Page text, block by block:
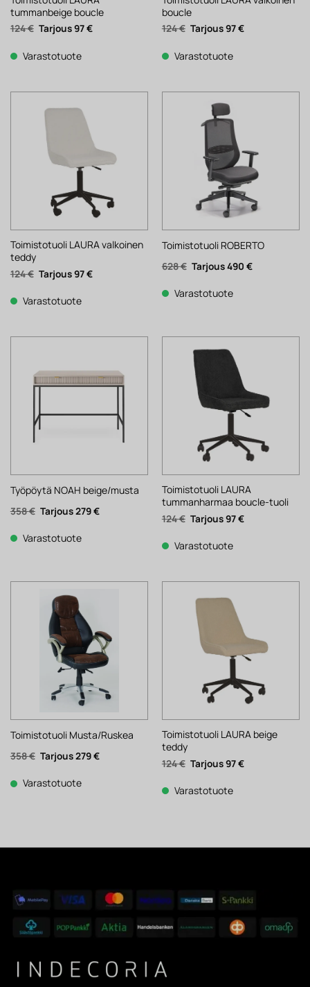
tummanbeige boucle
124€ Alkuperäinen
hinta
124 €.
97€Nykyinen
Varastotuote
boucle
124€ Alkuperäinen
hinta
124 €.
97€Nykyinen
Varastotuote
Toimistotuoli LAURA valkoinen
teddy
124€ Alkuperäinen
hinta
124 €.
97€Nykyinen
Varastotuote
Toimistotuoli ROBERTO
628€ Alkuperäinen
hinta
628 €.
490 €Nykyinen
Varastotuote
Työpöytä NOAH beige/musta
358€ Alkuperäinen
hinta
358 €.
279€Nykyinen
Varastotuote
Toimistotuoli LAURA
tummanharmaa boucle-tuoli
124€ Alkuperäinen
hinta
124 €.
97€Nykyinen
Varastotuote
Toimistotuoli Musta/Ruskea
358€ Alkuperäinen
hinta
358 €.
279€Nykyinen
Varastotuote
Toimistotuoli LAURA beige
teddy
124€ Alkuperäinen
hinta
124 €.
97€Nykyinen
Varastotuote